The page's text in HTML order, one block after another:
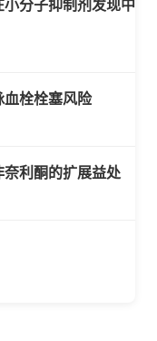
小分子抑制剂发现中
栓栓塞风险
利酮的扩展益处